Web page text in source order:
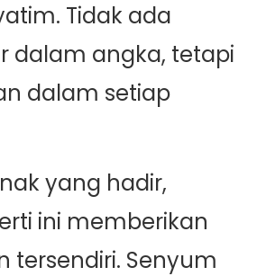
Tidak ada
dalam angka, tetapi
dalam setiap
yang hadir,
ini memberikan
tersendiri. Senyum